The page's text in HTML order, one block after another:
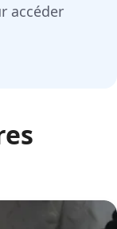
accéder